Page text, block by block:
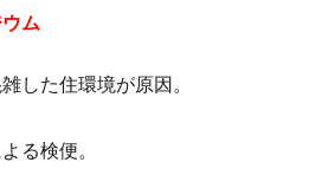
ム
した住環境が原因。
る検便。